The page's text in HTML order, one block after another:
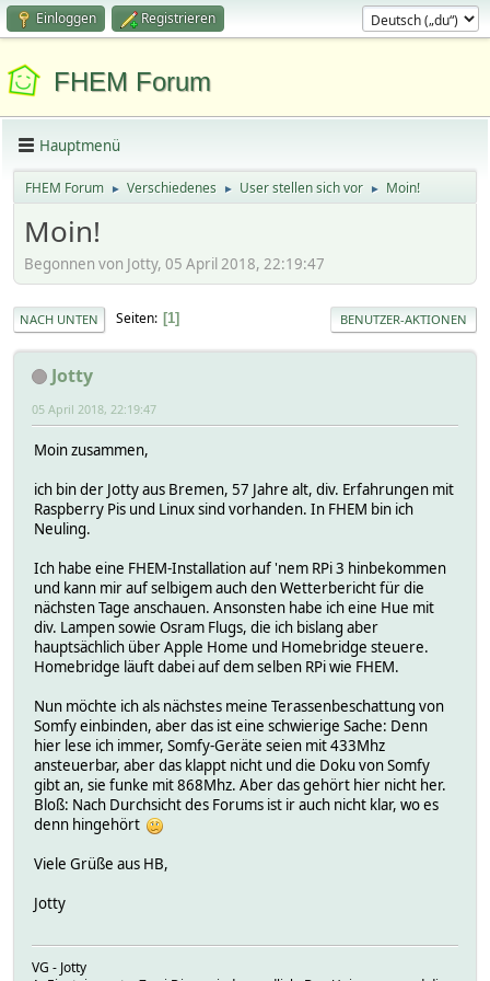
Einloggen Registrieren
FHEM Forum
Hauptmenü
FHEM Forum ► Verschiedenes ► User stellen sich vor ► Moin!
Moin!
Begonnen von Jotty, 05 April 2018, 22:19:47
NACH UNTEN Seiten 1 BENUTZER-AKTIONEN
Jotty
05 April 2018, 22:19:47
Moin zusammen,
ich bin der Jotty aus Bremen, 57 Jahre alt, div. Erfahrungen mit
Raspberry Pis und Linux sind vorhanden. In FHEM bin ich
Neuling.
Ich habe eine FHEM-Installation auf 'nem RPi 3 hinbekommen
und kann mir auf selbigem auch den Wetterbericht für die
nächsten Tage anschauen. Ansonsten habe ich eine Hue mit
div. Lampen sowie Osram Flugs, die ich bislang aber
hauptsächlich über Apple Home und Homebridge steuere.
Homebridge läuft dabei auf dem selben RPi wie FHEM.
Nun möchte ich als nächstes meine Terassenbeschattung von
Somfy einbinden, aber das ist eine schwierige Sache: Denn
hier lese ich immer, Somfy-Geräte seien mit 433Mhz
ansteuerbar, aber das klappt nicht und die Doku von Somfy
gibt an, sie funke mit 868Mhz. Aber das gehört hier nicht her.
Bloß: Nach Durchsicht des Forums ist ir auch nicht klar, wo es
denn hingehört
Viele Grüße aus HB,
Jotty
VG - Jotty